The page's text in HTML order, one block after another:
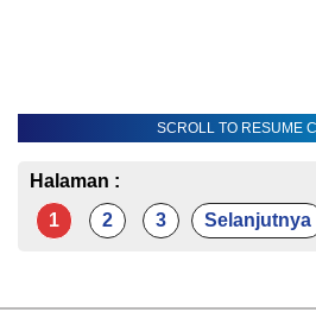
SCROLL TO RESUME
Halaman :
1
2 3 Selanjutnya